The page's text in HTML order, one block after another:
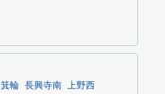
箕輪 長興寺南 上野西